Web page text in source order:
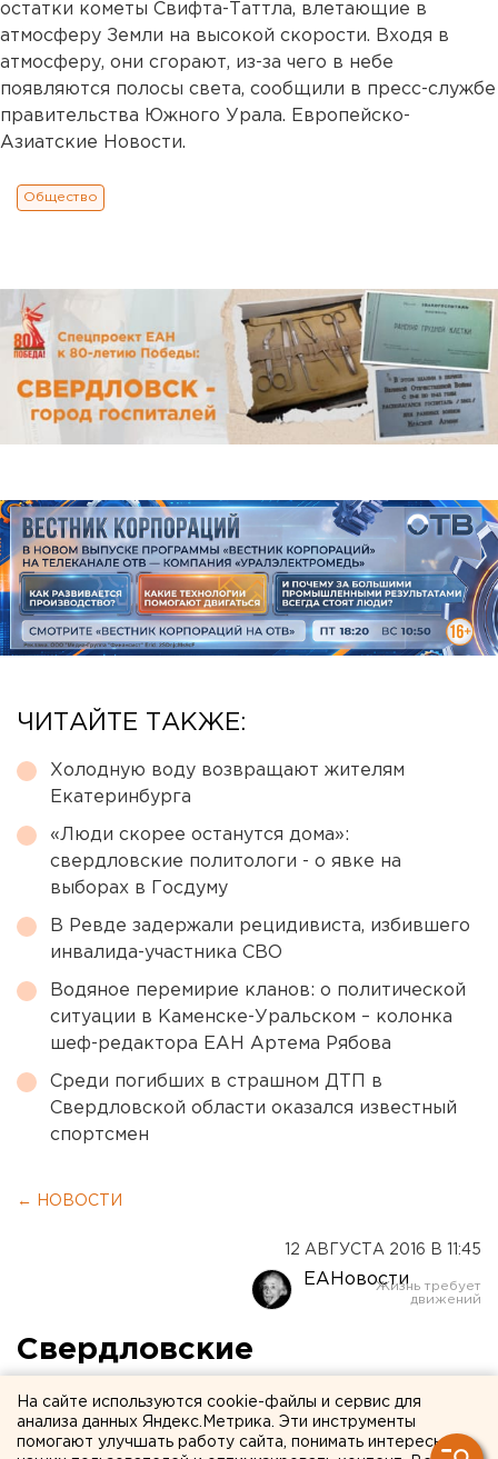
остатки кометы Свифта-Таттла, влетающие в
атмосферу Земли на высокой скорости. Входя в
атмосферу, они сгорают, из-за чего в небе
появляются полосы света, сообщили в пресс-службе
правительства Южного Урала. Европейско-
Азиатские Новости.
Общество
ЧИТАЙТЕ ТАКЖЕ:
Холодную воду возвращают жителям
Екатеринбурга
«Люди скорее останутся дома»:
свердловские политологи - о явке на
выборах в Госдуму
В Ревде задержали рецидивиста, избившего
инвалида-участника СВО
Водяное перемирие кланов: о политической
ситуации в Каменске-Уральском – колонка
шеф-редактора ЕАН Артема Рябова
Среди погибших в страшном ДТП в
Свердловской области оказался известный
спортсмен
← НОВОСТИ
12 АВГУСТА 2016 В 11:45
ЕАНовости
Свердловские
коммунисты намерены
На сайте используются cookie-файлы и сервис для
анализа данных Яндекс.Метрика. Эти инструменты
помогают улучшать работу сайта, понимать интересы